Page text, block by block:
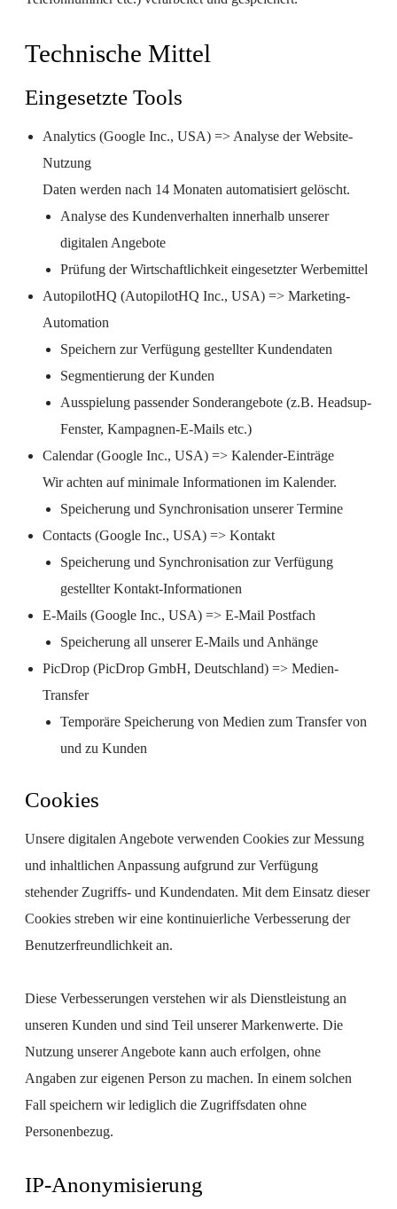
Technische Mittel
Eingesetzte Tools
Analytics (Google Inc., USA) => Analyse der Website-
Nutzung
Daten werden nach 14 Monaten automatisiert gelöscht.
Analyse des Kundenverhalten innerhalb unserer
digitalen Angebote
Prüfung der Wirtschaftlichkeit eingesetzter Werbemittel
AutopilotHQ (AutopilotHQ Inc., USA) => Marketing-
Automation
Speichern zur Verfügung gestellter Kundendaten
Segmentierung der Kunden
Ausspielung passender Sonderangebote (z.B. Headsup-
Fenster, Kampagnen-E-Mails etc.)
Calendar (Google Inc., USA) => Kalender-Einträge
Wir achten auf minimale Informationen im Kalender.
Speicherung und Synchronisation unserer Termine
Contacts (Google Inc., USA) => Kontakt
Speicherung und Synchronisation zur Verfügung
gestellter Kontakt-Informationen
E-Mails (Google Inc., USA) => E-Mail Postfach
Speicherung all unserer E-Mails und Anhänge
PicDrop (PicDrop GmbH, Deutschland) => Medien-
Transfer
Temporäre Speicherung von Medien zum Transfer von
und zu Kunden
Cookies
Unsere digitalen Angebote verwenden Cookies zur Messung
und inhaltlichen Anpassung aufgrund zur Verfügung
stehender Zugriffs- und Kundendaten. Mit dem Einsatz dieser
Cookies streben wir eine kontinuierliche Verbesserung der
Benutzerfreundlichkeit an.
Diese Verbesserungen verstehen wir als Dienstleistung an
unseren Kunden und sind Teil unserer Markenwerte. Die
Nutzung unserer Angebote kann auch erfolgen, ohne
Angaben zur eigenen Person zu machen. In einem solchen
Fall speichern wir lediglich die Zugriffsdaten ohne
Personenbezug.
IP-Anonymisierung